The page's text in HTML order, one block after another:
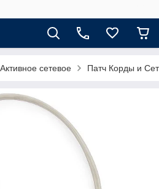
Активное сетевое Патч Корды и